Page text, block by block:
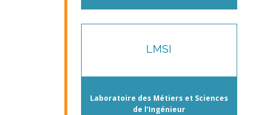
LMSI
Laboratoire des Métiers et Sciences
de l’Ingénieur